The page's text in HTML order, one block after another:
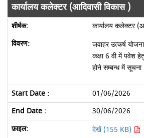
कार्यालय कलेक्टर (आदिवासी विकास )
कार्यालय कलेक्टर
जवाहर उत्कर्ष
कक्षा 6 वी में पवेश
होने सम्बन्ध में सूचना
01/06/2026
30/06/2026
देखें (155 KB)